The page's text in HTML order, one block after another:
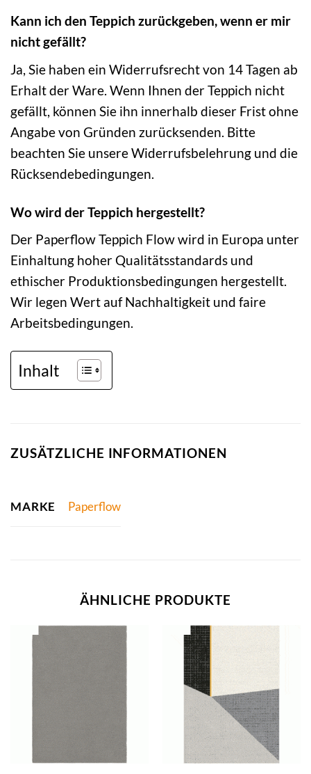
Kann ich den Teppich zurückgeben, wenn er mir
nicht gefällt?
Ja, Sie haben ein Widerrufsrecht von 14 Tagen ab
Erhalt der Ware. Wenn Ihnen der Teppich nicht
gefällt, können Sie ihn innerhalb dieser Frist ohne
Angabe von Gründen zurücksenden. Bitte
beachten Sie unsere Widerrufsbelehrung und die
Rücksendebedingungen.
Wo wird der Teppich hergestellt?
Der Paperflow Teppich Flow wird in Europa unter
Einhaltung hoher Qualitätsstandards und
ethischer Produktionsbedingungen hergestellt.
Wir legen Wert auf Nachhaltigkeit und faire
Arbeitsbedingungen.
Inhalt
ZUSÄTZLICHE INFORMATIONEN
MARKE Paperflow
ÄHNLICHE PRODUKTE